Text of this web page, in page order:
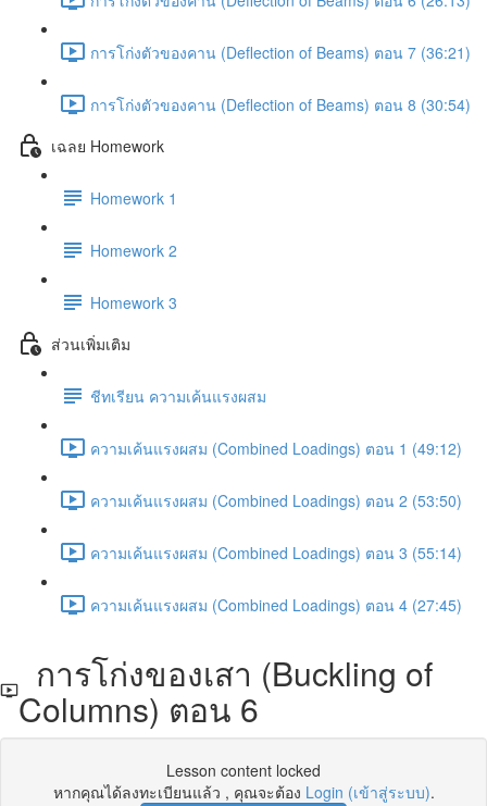
การโก่งตัวของคาน (Deflection of Beams) ตอน 7 (36:21)
การโก่งตัวของคาน (Deflection of Beams) ตอน 8 (30:54)
เฉลย Homework
Homework 1
Homework 2
Homework 3
ส่วนเพิ่มเติม
ชีทเรียน ความเค้นแรงผสม
ความเค้นแรงผสม (Combined Loadings) ตอน 1 (49:12)
ความเค้นแรงผสม (Combined Loadings) ตอน 2 (53:50)
ความเค้นแรงผสม (Combined Loadings) ตอน 3 (55:14)
ความเค้นแรงผสม (Combined Loadings) ตอน 4 (27:45)
การโก่งของเสา (Buckling of
Columns) ตอน 6
Lesson content locked
หากคุณได้ลงทะเบียนแล้ว , คุณจะต้อง Login (เข้าสู่ระบบ).